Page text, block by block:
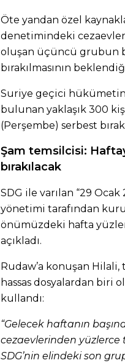
Öte yandan özel
denetimindeki
oluşan üçüncü grubun
bırakılmasının
Suriye geçici
bulunan yaklaşık 300
(Perşembe) serbest
Şam temsilcisi:
bırakılacak
SDG ile varılan “29
yönetimi tarafından
önümüzdeki hafta
açıkladı.
Rudaw’a konuşan
hassas dosyalardan
kullandı:
“Gelecek haftanın
cezaevlerinden yüzlerce
SDG’nin elindeki son